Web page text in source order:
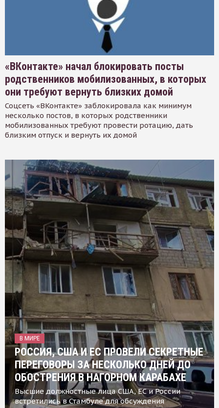
«ВКонтакте» начал блокировать посты
родственников мобилизованных, в которых
они требуют вернуть близких домой
Соцсеть «ВКонтакте» заблокировала как минимум
несколько постов, в которых родственники
мобилизованных требуют провести ротацию, дать
близким отпуск и вернуть их домой
В МИРЕ
РОССИЯ, США И ЕС ПРОВЕЛИ СЕКРЕТНЫЕ
ПЕРЕГОВОРЫ ЗА НЕСКОЛЬКО ДНЕЙ ДО
ОБОСТРЕНИЯ В НАГОРНОМ КАРАБАХЕ
Высшие должностные лица США, ЕС и России
встретились в Стамбуле для обсуждения